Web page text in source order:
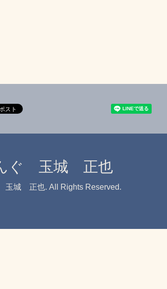
ぐ 玉城 正也
玉城 正也. All Rights Reserved.